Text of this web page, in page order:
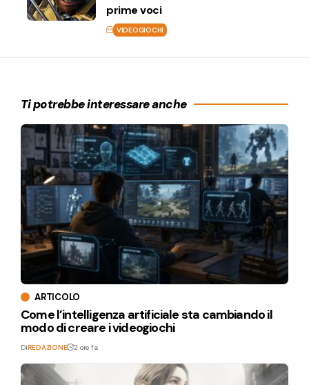
prime voci
VIDEOGIOCHI
Ti potrebbe interessare anche
ARTICOLO
Come l’intelligenza artificiale sta cambiando il
modo di creare i videogiochi
DiREDAZIONE 2 ore fa